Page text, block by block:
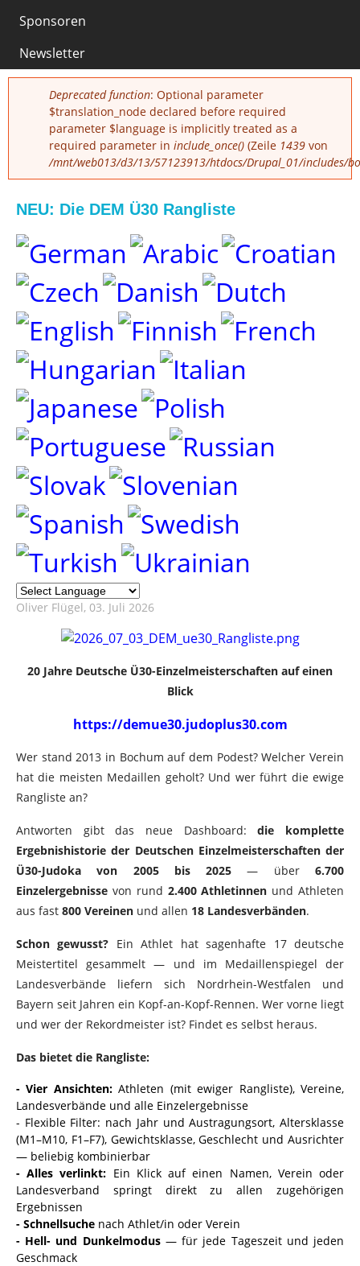
Sponsoren
Newsletter
Fehlermeldung
Deprecated function: Optional parameter
$translation_node declared before required
parameter $language is implicitly treated as a
required parameter in include_once() (Zeile 1439 von
/mnt/web013/d3/13/57123913/htdocs/Drupal_01/includes/
NEU: Die DEM Ü30 Rangliste
Oliver Flügel, 03. Juli 2026
20 Jahre Deutsche Ü30-Einzelmeisterschaften auf einen
Blick
https://demue30.judoplus30.com
Wer stand 2013 in Bochum auf dem Podest? Welcher Verein
hat die meisten Medaillen geholt? Und wer führt die ewige
Rangliste an?
Antworten gibt das neue Dashboard:die komplette
Ergebnishistorie der Deutschen Einzelmeisterschaften der
Ü30-Judoka von 2005 bis 2025— über6.700
Einzelergebnisse von rund 2.400 Athletinnen und Athleten
aus fast 800 Vereinen und allen 18 Landesverbänden.
Schon gewusst? Ein Athlet hat sagenhafte 17 deutsche
Meistertitel gesammelt — und im Medaillenspiegel der
Landesverbände liefern sich Nordrhein-Westfalen und
Bayern seit Jahren ein Kopf-an-Kopf-Rennen. Wer vorne liegt
und wer der Rekordmeister ist? Findet es selbst heraus.
Das bietet die Rangliste:
- Vier Ansichten:Athleten (mit ewiger Rangliste), Vereine,
Landesverbände und alle Einzelergebnisse
- Flexible Filter: nach Jahr und Austragungsort, Altersklasse
(M1–M10, F1–F7), Gewichtsklasse, Geschlecht und Ausrichter
— beliebig kombinierbar
- Alles verlinkt: Ein Klick auf einen Namen, Verein oder
Landesverband springt direkt zu allen zugehörigen
Ergebnissen
- Schnellsuche nach Athlet/in oder Verein
- Hell- und Dunkelmodus— für jede Tageszeit und jeden
Geschmack